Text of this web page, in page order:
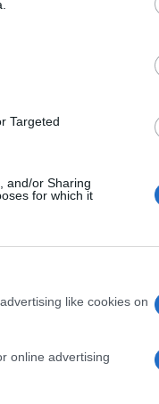
Targeted
and/or Sharing
for which it
like cookies on
online advertising
a scatenare
proposito, nella
è
DEI